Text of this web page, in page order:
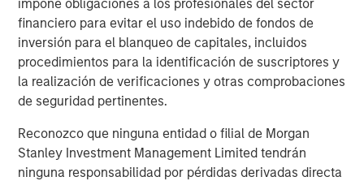
impone obligaciones a los profesionales del sector
financiero para evitar el uso indebido de fondos de
inversión para el blanqueo de capitales, incluidos
procedimientos para la identificación de suscriptores y
la realización de verificaciones y otras comprobaciones
de seguridad pertinentes.
Reconozco que ninguna entidad o filial de Morgan
Stanley Investment Management Limited tendrán
ninguna responsabilidad por pérdidas derivadas directa
borrower credit metrics while sustaining attractive
floating rate income for lenders. Fiscal dynamics
continue to provide meaningful support through elevated
deficits and ongoing public investment, helping underpin
corporate earnings. We are also seeing early signs of
formation and financial intermediation, which tends to
benefit private markets over time.